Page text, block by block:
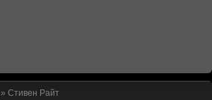
» Стивен Райт